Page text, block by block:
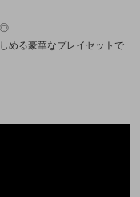
◎
める豪華なプレイセットで